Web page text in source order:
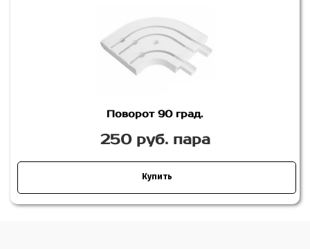
Поворот 90 град.
250 руб. пара
Купить